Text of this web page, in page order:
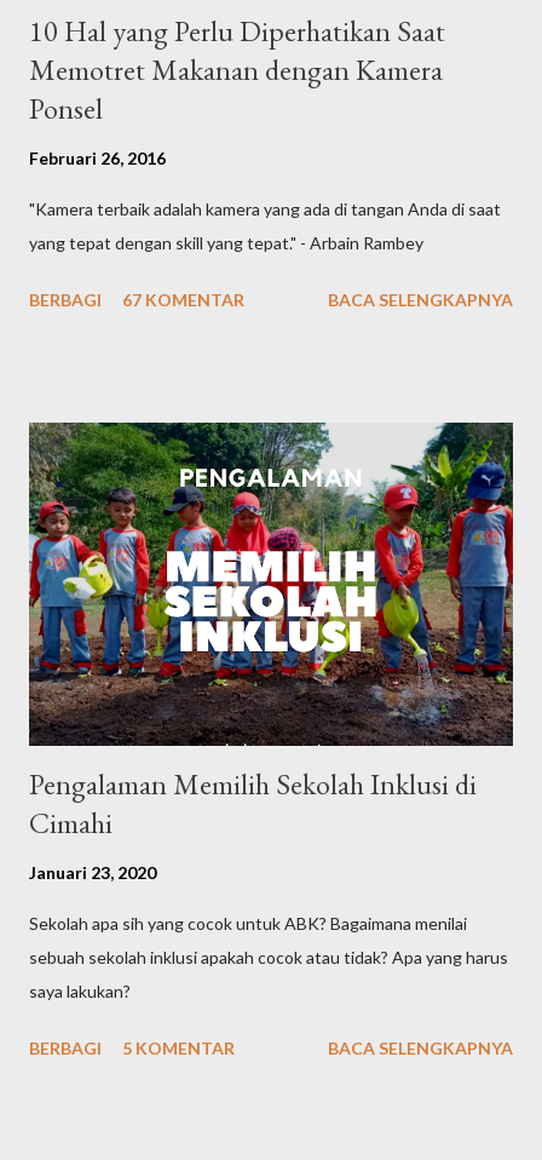
10 Hal yang Perlu Diperhatikan Saat
Memotret Makanan dengan Kamera
Ponsel
Februari 26, 2016
"Kamera terbaik adalah kamera yang ada di tangan Anda di saat
yang tepat dengan skill yang tepat." - Arbain Rambey
BERBAGI 67 KOMENTAR BACA SELENGKAPNYA
Pengalaman Memilih Sekolah Inklusi di
Cimahi
Januari 23, 2020
Sekolah apa sih yang cocok untuk ABK? Bagaimana menilai
sebuah sekolah inklusi apakah cocok atau tidak? Apa yang harus
saya lakukan?
BERBAGI 5 KOMENTAR BACA SELENGKAPNYA